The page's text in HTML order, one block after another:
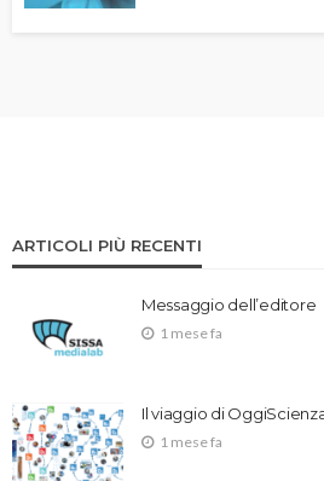
ARTICOLI PIÙ RECENTI
Messaggio dell’editore
1 mese fa
Il viaggio di
1 mese fa